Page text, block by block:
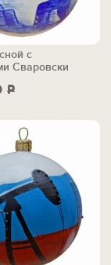
Р
с
Сваровски
высока"